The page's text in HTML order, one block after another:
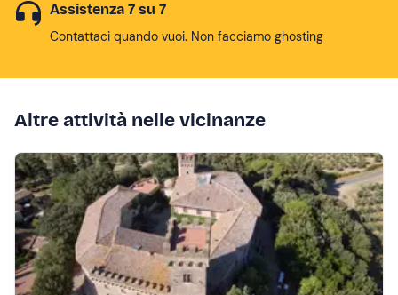
Assistenza 7 su 7
Contattaci quando vuoi. Non facciamo ghosting
Altre attività nelle vicinanze